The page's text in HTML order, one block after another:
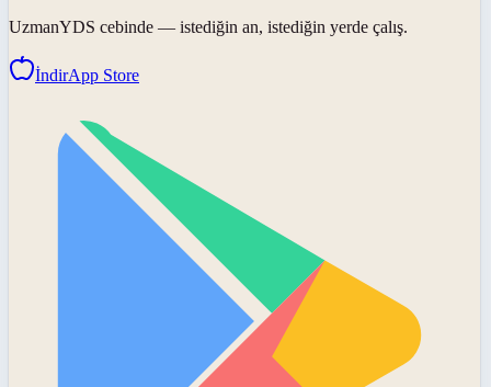
UzmanYDS cebinde — istediğin an, istediğin yerde çalış.
İndirApp Store